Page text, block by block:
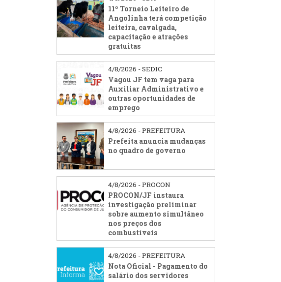
11º Torneio Leiteiro de
Angolinha terá competição
leiteira, cavalgada,
capacitação e atrações
gratuitas
4/8/2026 - SEDIC
Vagou JF tem vaga para
Auxiliar Administrativo e
outras oportunidades de
emprego
4/8/2026 - PREFEITURA
Prefeita anuncia mudanças
no quadro de governo
4/8/2026 - PROCON
PROCON/JF instaura
investigação preliminar
sobre aumento simultâneo
nos preços dos
combustíveis
4/8/2026 - PREFEITURA
Nota Oficial - Pagamento do
salário dos servidores